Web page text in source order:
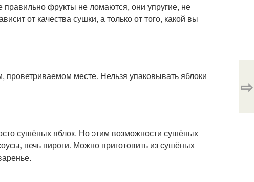
фрукты не ломаются, они упругие, не
от качества сушки, а только от того, какой вы
месте. Нельзя упаковывать яблоки
сушёных яблок. Но этим возможности сушёных
печь пироги. Можно приготовить из сушёных
⇨